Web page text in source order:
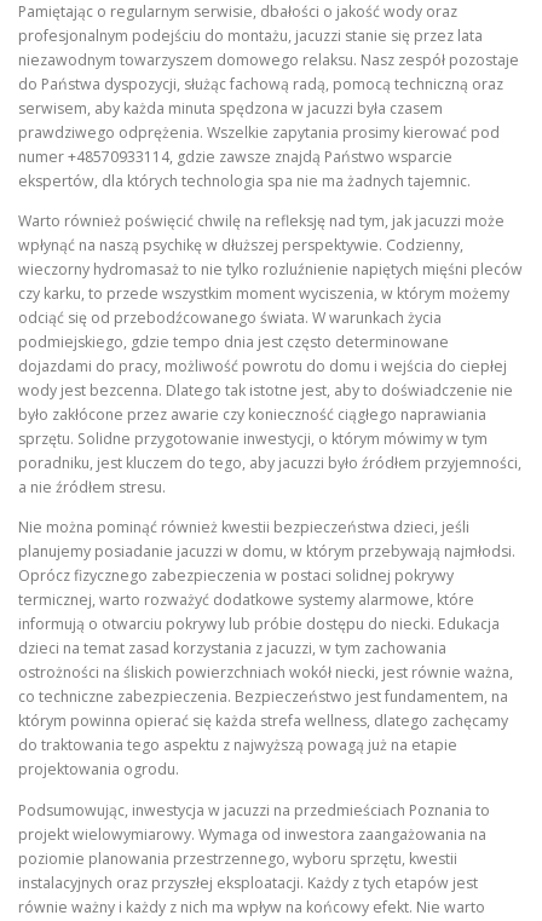
Pamiętając o regularnym serwisie, dbałości o jakość wody oraz
profesjonalnym podejściu do montażu, jacuzzi stanie się przez lata
niezawodnym towarzyszem domowego relaksu. Nasz zespół pozostaje
do Państwa dyspozycji, służąc fachową radą, pomocą techniczną oraz
serwisem, aby każda minuta spędzona w jacuzzi była czasem
prawdziwego odprężenia. Wszelkie zapytania prosimy kierować pod
numer +48570933114, gdzie zawsze znajdą Państwo wsparcie
ekspertów, dla których technologia spa nie ma żadnych tajemnic.
Warto również poświęcić chwilę na refleksję nad tym, jak jacuzzi może
wpłynąć na naszą psychikę w dłuższej perspektywie. Codzienny,
wieczorny hydromasaż to nie tylko rozluźnienie napiętych mięśni pleców
czy karku, to przede wszystkim moment wyciszenia, w którym możemy
odciąć się od przebodźcowanego świata. W warunkach życia
podmiejskiego, gdzie tempo dnia jest często determinowane
dojazdami do pracy, możliwość powrotu do domu i wejścia do ciepłej
wody jest bezcenna. Dlatego tak istotne jest, aby to doświadczenie nie
było zakłócone przez awarie czy konieczność ciągłego naprawiania
sprzętu. Solidne przygotowanie inwestycji, o którym mówimy w tym
poradniku, jest kluczem do tego, aby jacuzzi było źródłem przyjemności,
a nie źródłem stresu.
Nie można pominąć również kwestii bezpieczeństwa dzieci, jeśli
planujemy posiadanie jacuzzi w domu, w którym przebywają najmłodsi.
Oprócz fizycznego zabezpieczenia w postaci solidnej pokrywy
termicznej, warto rozważyć dodatkowe systemy alarmowe, które
informują o otwarciu pokrywy lub próbie dostępu do niecki. Edukacja
dzieci na temat zasad korzystania z jacuzzi, w tym zachowania
ostrożności na śliskich powierzchniach wokół niecki, jest równie ważna,
co techniczne zabezpieczenia. Bezpieczeństwo jest fundamentem, na
którym powinna opierać się każda strefa wellness, dlatego zachęcamy
do traktowania tego aspektu z najwyższą powagą już na etapie
projektowania ogrodu.
Podsumowując, inwestycja w jacuzzi na przedmieściach Poznania to
projekt wielowymiarowy. Wymaga od inwestora zaangażowania na
poziomie planowania przestrzennego, wyboru sprzętu, kwestii
instalacyjnych oraz przyszłej eksploatacji. Każdy z tych etapów jest
równie ważny i każdy z nich ma wpływ na końcowy efekt. Nie warto